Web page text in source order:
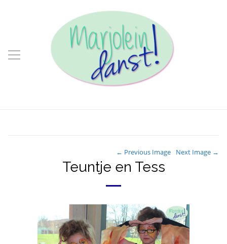
← Previous Image Next Image →
Teuntje en Tess